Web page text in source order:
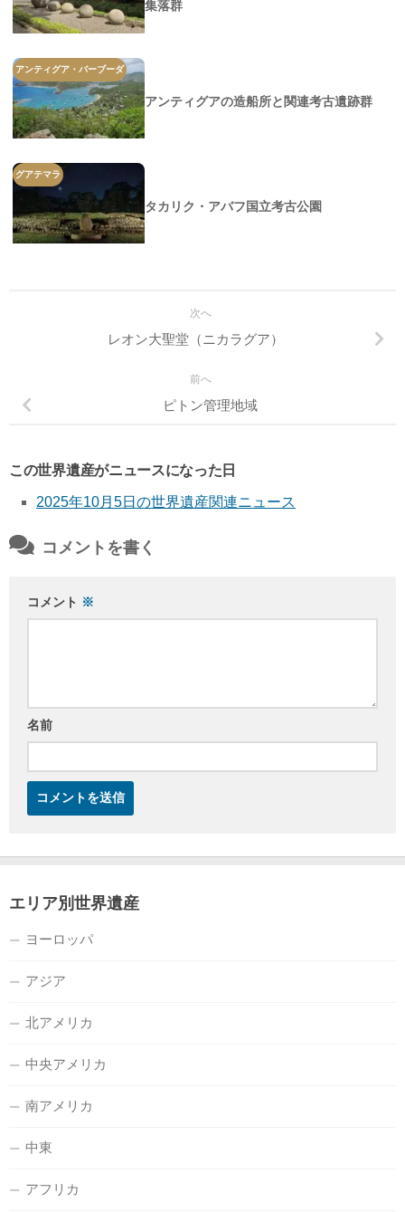
集落群
アンティグア・バーブーダ
アンティグアの造船所と関連考古遺跡群
グアテマラ
タカリク・アバフ国立考古公園
次へ
レオン大聖堂（ニカラグア）
前へ
ピトン管理地域
この世界遺産がニュースになった日
2025年10月5日の世界遺産関連ニュース
コメントを書く
コメント ※
名前
エリア別世界遺産
ヨーロッパ
アジア
北アメリカ
中央アメリカ
南アメリカ
中東
アフリカ